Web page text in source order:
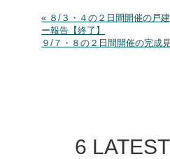
« ８/３・４の２日間開催の戸
ー報告【終了】
９/７・８の２日間開催の完成
6